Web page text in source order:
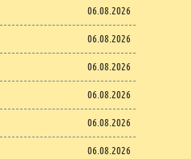
06.08.2026
06.08.2026
06.08.2026
06.08.2026
06.08.2026
06.08.2026